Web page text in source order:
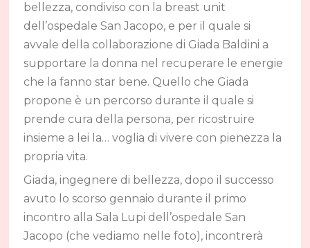
bellezza, condiviso con la breast unit
dell’ospedale San Jacopo, e per il quale si
avvale della collaborazione di Giada Baldini a
supportare la donna nel recuperare le energie
che la fanno star bene. Quello che Giada
propone è un percorso durante il quale si
prende cura della persona, per ricostruire
insieme a lei la… voglia di vivere con pienezza la
propria vita.
Giada, ingegnere di bellezza, dopo il successo
avuto lo scorso gennaio durante il primo
incontro alla Sala Lupi dell’ospedale San
Jacopo (che vediamo nelle foto), incontrerà